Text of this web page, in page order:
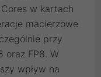
w kartach
macierzowe
przy
oraz FP8. W
wpływ na